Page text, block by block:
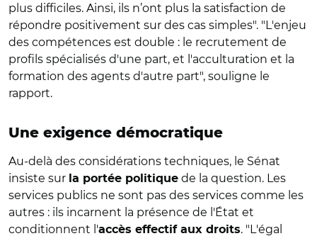
plus difficiles. Ainsi, ils n’ont plus la satisfaction de
répondre positivement sur des cas simples". "L'enjeu
des compétences est double : le recrutement de
profils spécialisés d'une part, et l'acculturation et la
formation des agents d'autre part", souligne le
rapport.
Une exigence démocratique
Au-delà des considérations techniques, le Sénat
insiste sur la portée politique de la question. Les
services publics ne sont pas des services comme les
autres : ils incarnent la présence de l'État et
conditionnent l'accès effectif aux droits. "L'égal